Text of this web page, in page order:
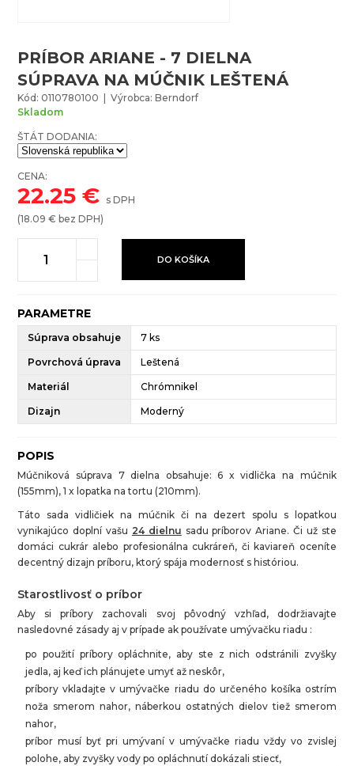
PRÍBOR ARIANE - 7 DIELNA
SÚPRAVA NA MÚČNIK LEŠTENÁ
Kód: 0110780100 | Výrobca: Berndorf
Skladom
ŠTÁT DODANIA:
CENA:
22.25 € s DPH
(18.09 € bez DPH)
DO KOŠÍKA
PARAMETRE
Súprava obsahuje 7 ks
Povrchová úprava Leštená
Materiál Chrómnikel
Dizajn Moderný
POPIS
Múčniková súprava 7 dielna obsahuje: 6 x vidlička na múčnik
(155mm), 1 x lopatka na tortu (210mm).
Táto sada vidličiek na múčnik či na dezert spolu s lopatkou
vynikajúco doplní vašu 24 dielnu sadu príborov Ariane. Či už ste
domáci cukrár alebo profesionálna cukráreň, či kaviareň oceníte
decentný dizajn príboru, ktorý spája modernosť s históriou.
Starostlivosť o príbor
Aby si príbory zachovali svoj pôvodný vzhľad, dodržiavajte
nasledovné zásady aj v prípade ak používate umývačku riadu :
po použití príbory opláchnite, aby ste z nich odstránili zvyšky
jedla, aj keď ich plánujete umyť až neskôr,
príbory vkladajte v umývačke riadu do určeného košíka ostrím
noža smerom nahor, náberkou ostatných dielov tiež smerom
nahor,
príbor musí byť pri umývaní v umývačke riadu vždy vo zvislej
polohe, aby zvyšky vody po opláchnutí dokázali stiecť,